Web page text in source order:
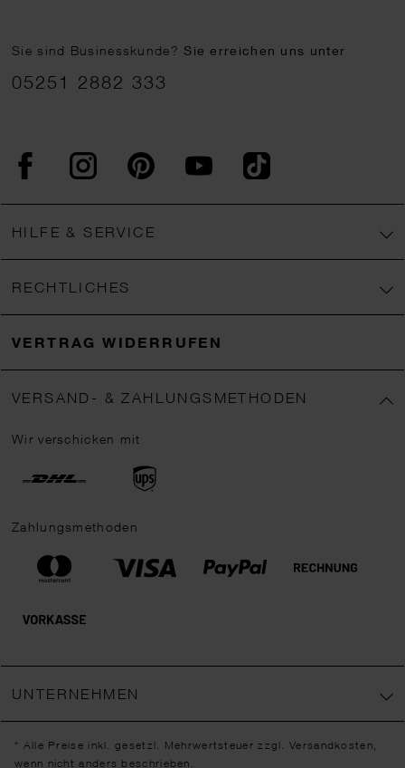
Sie sind Businesskunde?Sie erreichen uns unter
05251 2882 333
FacebookInstagram PinterestYouTubeTikTok
HILFE & SERVICE
RECHTLICHES
VERTRAG WIDERRUFEN
VERSAND- & ZAHLUNGSMETHODEN
Wir verschicken mit
Zahlungsmethoden
UNTERNEHMEN
* Alle Preise inkl. gesetzl. Mehrwertsteuer zzgl.Versandkosten,
wenn nicht anders beschrieben.